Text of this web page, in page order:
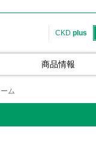
CKD plus
商品情報
ム